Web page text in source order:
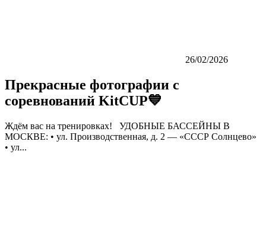
26/02/2026
Прекрасные фотографии с
соревнований KitCUP💙
Ждём вас на тренировках! УДОБНЫЕ БАССЕЙНЫ В
МОСКВЕ: • ул. Производственная, д. 2 — «СССР Солнцево»
• ул...